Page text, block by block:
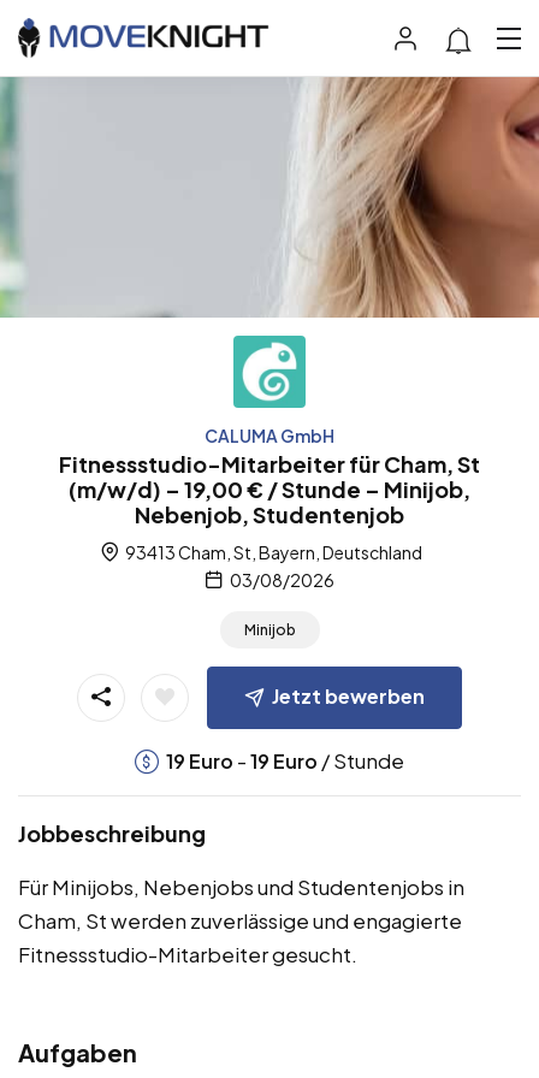
CALUMA GmbH
Fitnessstudio-Mitarbeiter für Cham, St
(m/w/d) – 19,00 € / Stunde – Minijob,
Nebenjob, Studentenjob
93413 Cham, St, Bayern, Deutschland
03/08/2026
Minijob
Jetzt bewerben
19 Euro -19 Euro / Stunde
Jobbeschreibung
Für Minijobs, Nebenjobs und Studentenjobs in
Cham, St werden zuverlässige und engagierte
Fitnessstudio-Mitarbeiter gesucht.
Aufgaben